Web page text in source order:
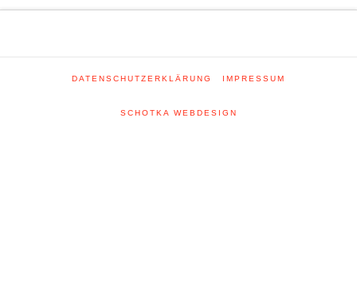
DATENSCHUTZERKLÄRUNG IMPRESSUM
SCHOTKA WEBDESIGN